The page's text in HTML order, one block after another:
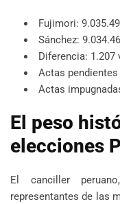
Fujimori:
Sánchez:
Diferencia: 1.207
Actas
Actas
El peso
elecciones
El canciller
representantes de las